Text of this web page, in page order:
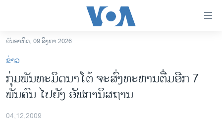
ເຂົ້າ
ຫາ
ຂ້າມ
ຂ້າມ
ຂ້າມ
ຫາ
ລາວ
ອາເມຣິກາ
ຂ່າວ​ຈີນ
ວັນອາທິດ, 09 ສິງຫາ 2026
ຂ່າວ
ກຸ່ມພັນທະມິດນາໂຕ້ ຈະສົ່ງທະຫານຕື່ມອີກ 7
ພັນຄົນ ໄປຍັງ ອັຟການິສຖານ
04,12,2009